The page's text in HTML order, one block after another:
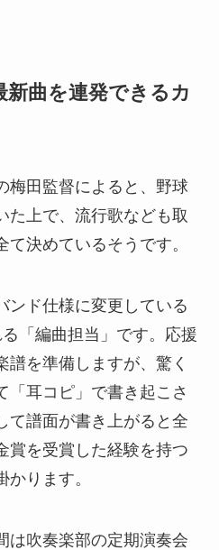
新曲を連発できるカ
梅田監督によると、野球
た上で、流行歌なども取
て決めているそうです。
ンド仕様に変更している
「編曲担当」です。応援
譜を準備しますが、驚く
「耳コピ」で書き起こさ
て譜面が書き上がると全
賞を受賞した経験を持つ
ります。
は吹奏楽部の定期演奏会